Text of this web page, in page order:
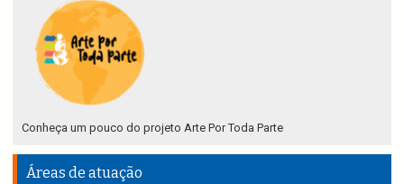
Conheça um pouco do projeto Arte Por Toda Parte
Áreas de atuação